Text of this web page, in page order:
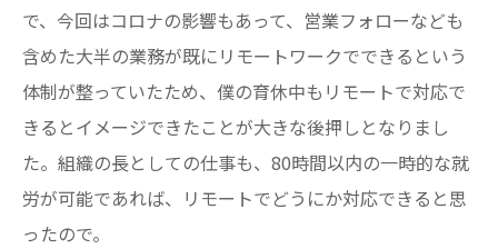
で、今回はコロナの影響もあって、営業フォローなども
含めた大半の業務が既にリモートワークでできるという
体制が整っていたため、僕の育休中もリモートで対応で
きるとイメージできたことが大きな後押しとなりまし
た。組織の長としての仕事も、80時間以内の一時的な就
労が可能であれば、リモートでどうにか対応できると思
ったので。